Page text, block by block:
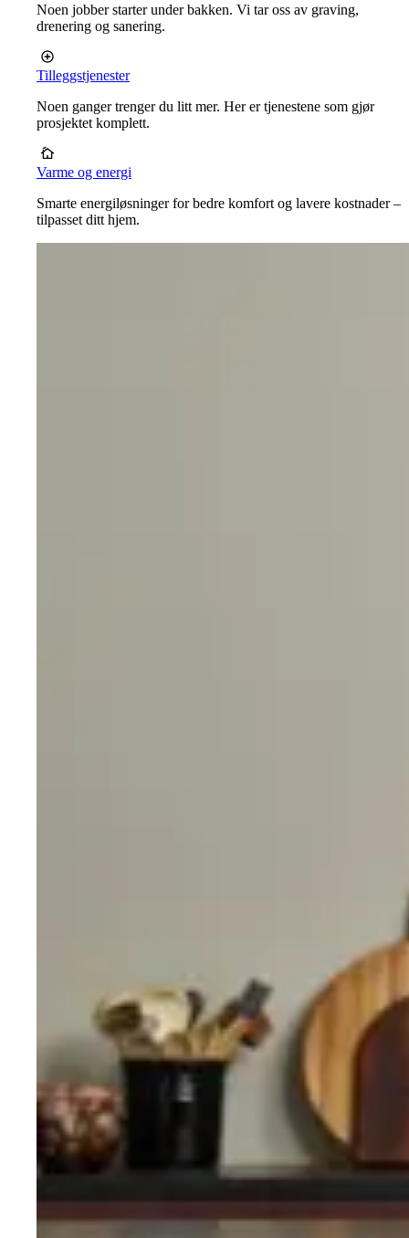
Noen jobber starter under bakken. Vi tar oss av graving,
drenering og sanering.
Tilleggstjenester
Noen ganger trenger du litt mer. Her er tjenestene som gjør
prosjektet komplett.
Varme og energi
Smarte energiløsninger for bedre komfort og lavere kostnader –
tilpasset ditt hjem.